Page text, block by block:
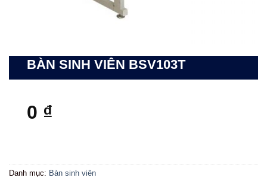
BÀN SINH VIÊN BSV103T
0 ₫
Danh mục: Bàn sinh viên